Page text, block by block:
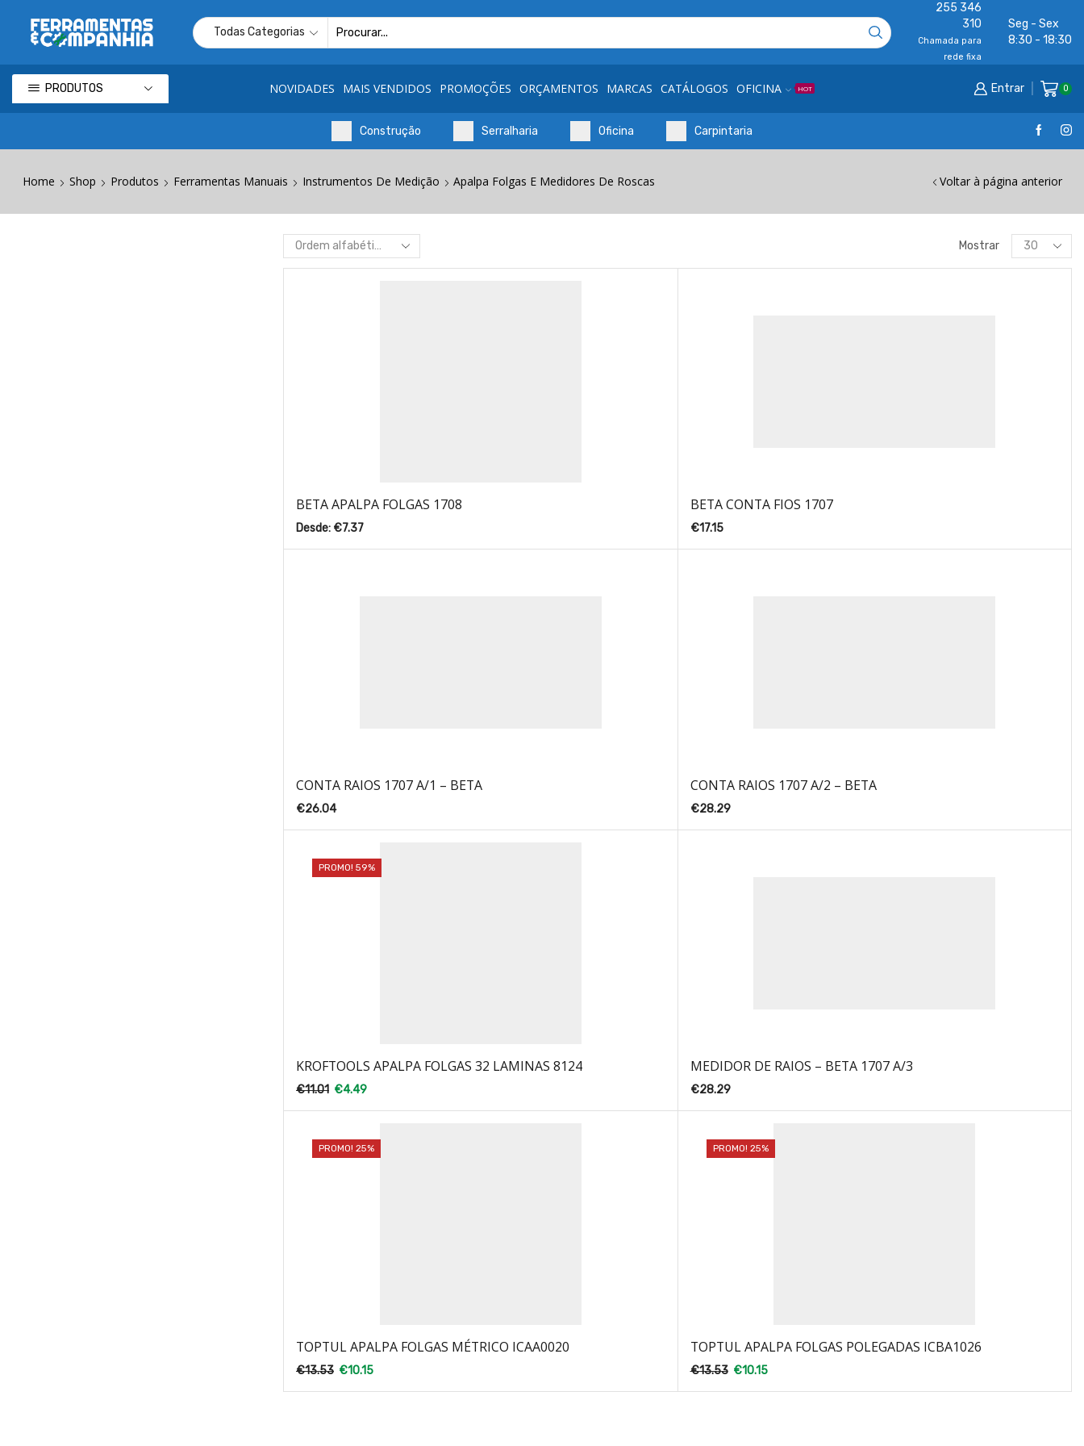
255 346
310
Chamada para
rede fixa
Seg - Sex
8:30 - 18:30
PRODUTOS NOVIDADES MAIS VENDIDOS PROMOÇÕES ORÇAMENTOS MARCAS CATÁLOGOS OFICINA HOT Entrar 0
Construção Serralharia Oficina Carpintaria
Home Shop Produtos Ferramentas Manuais Instrumentos De Medição Apalpa Folgas E Medidores De Roscas Voltar à página anterior
Mostrar
Products
per
BETA APALPA FOLGAS 1708
Desde: €7.37
BETA CONTA FIOS 1707
€17.15
CONTA RAIOS 1707 A/1 – BETA
€26.04
CONTA RAIOS 1707 A/2 – BETA
€28.29
PROMO! 59%
KROFTOOLS APALPA FOLGAS 32 LAMINAS 8124
€11.01 €4.49
MEDIDOR DE RAIOS – BETA 1707 A/3
€28.29
PROMO! 25%
TOPTUL APALPA FOLGAS MÉTRICO ICAA0020
€13.53 €10.15
PROMO! 25%
TOPTUL APALPA FOLGAS POLEGADAS ICBA1026
€13.53 €10.15